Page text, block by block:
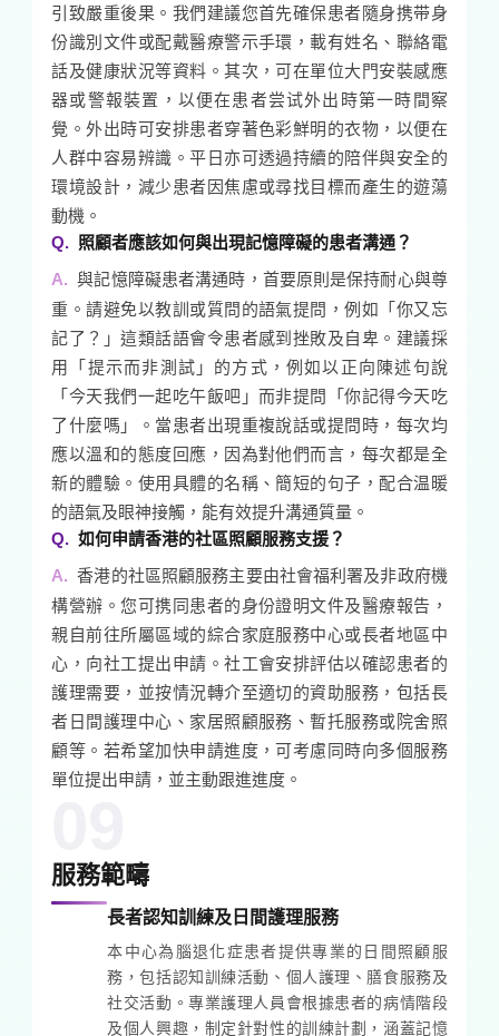
引致嚴重後果。我們建議您首先確保患者隨身携带身
份識別文件或配戴醫療警示手環，載有姓名、聯絡電
話及健康狀況等資料。其次，可在單位大門安裝感應
器或警報裝置，以便在患者尝试外出時第一時間察
覺。外出時可安排患者穿著色彩鮮明的衣物，以便在
人群中容易辨識。平日亦可透過持續的陪伴與安全的
環境設計，減少患者因焦慮或尋找目標而產生的遊蕩
動機。
照顧者應該如何與出現記憶障礙的患者溝通？
與記憶障礙患者溝通時，首要原則是保持耐心與尊
重。請避免以教訓或質問的語氣提問，例如「你又忘
記了？」這類話語會令患者感到挫敗及自卑。建議採
用「提示而非測試」的方式，例如以正向陳述句說
「今天我們一起吃午飯吧」而非提問「你記得今天吃
了什麼嗎」。當患者出現重複說話或提問時，每次均
應以溫和的態度回應，因為對他們而言，每次都是全
新的體驗。使用具體的名稱、簡短的句子，配合温暖
的語氣及眼神接觸，能有效提升溝通質量。
如何申請香港的社區照顧服務支援？
香港的社區照顧服務主要由社會福利署及非政府機
構營辦。您可携同患者的身份證明文件及醫療報告，
親自前往所屬區域的綜合家庭服務中心或長者地區中
心，向社工提出申請。社工會安排評估以確認患者的
護理需要，並按情況轉介至適切的資助服務，包括長
者日間護理中心、家居照顧服務、暫托服務或院舍照
顧等。若希望加快申請進度，可考慮同時向多個服務
單位提出申請，並主動跟進進度。
服務範疇
長者認知訓練及日間護理服務
本中心為腦退化症患者提供專業的日間照顧服
務，包括認知訓練活動、個人護理、膳食服務及
社交活動。專業護理人員會根據患者的病情階段
及個人興趣，制定針對性的訓練計劃，涵蓋記憶